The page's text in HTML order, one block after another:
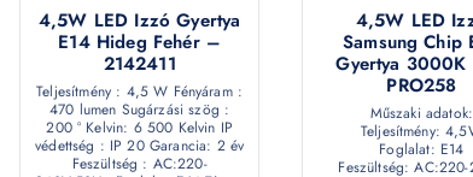
4,5W LED Izzó Gyertya
E14 Hideg Fehér –
2142411
Teljesítmény : 4,5 W Fényáram :
470 lumen Sugárzási szög :
200 ° Kelvin: 6 500 Kelvin IP
védettség : IP 20 Garancia: 2 év
Feszültség : AC:220-
4,5W LED
Samsung Chip
Gyertya
PRO258
Műszaki adatok:
Teljesítmény:
Foglalat: E14
Feszültség: